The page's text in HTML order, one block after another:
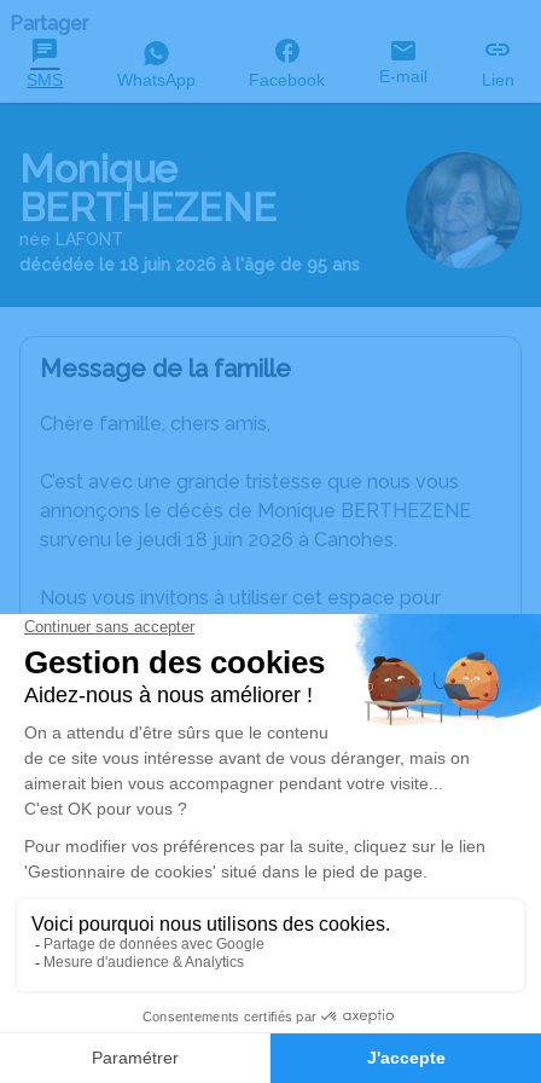
Faire-part Hommages
Partager
SMS WhatsApp Facebook E-mail Lien
Monique
BERTHEZENE
née LAFONT
décédée le 18 juin 2026 à l'âge de 95 ans
Message de la famille
Chère famille, chers amis,
C’est avec une grande tristesse que nous vous
annonçons le décès de Monique BERTHEZENE
survenu le jeudi 18 juin 2026 à Canohes.
Nous vous invitons à utiliser cet espace pour
laisser vos condoléances, partager des photos
souvenirs, une anecdote ou exprimer vos pensées
à travers des poèmes ou des textes. Cet endroit
est un lieu d'expression dédié à honorer la
mémoire de Monique BERTHEZENE.
Un service de plantation d’arbre hommage est
disponible ici.
Je rends hommage
Cérémonie religieuse
Église de Corbère-les-Cabanes
66130 Corbère-les-Cabanes